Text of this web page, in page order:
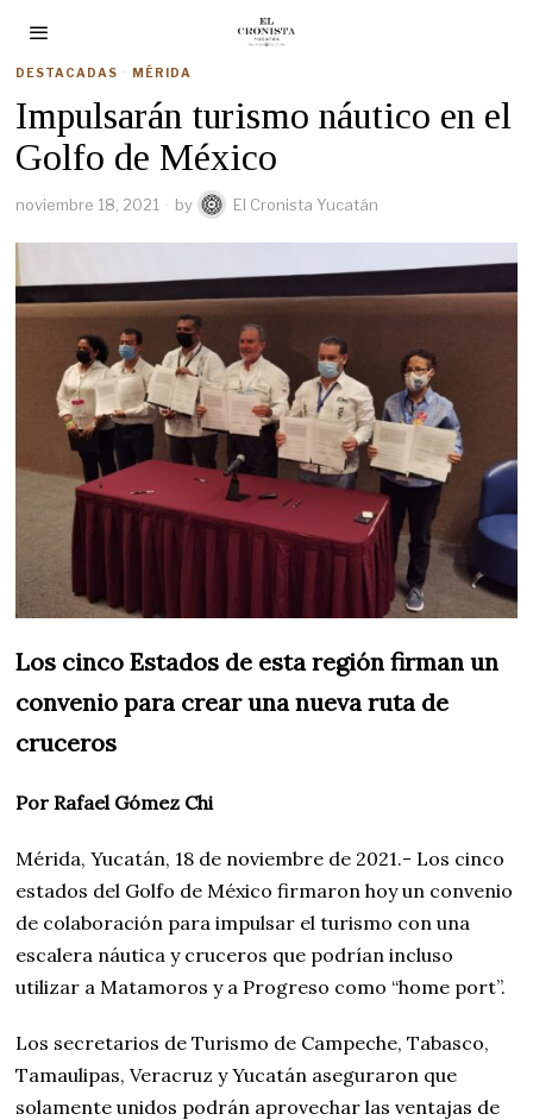
DESTACADAS · MÉRIDA
Impulsarán turismo náutico en el
Golfo de México
noviembre 18, 2021 by El Cronista Yucatán
Los cinco Estados de esta región firman un
convenio para crear una nueva ruta de
cruceros
Por Rafael Gómez Chi
Mérida, Yucatán, 18 de noviembre de 2021.- Los cinco
estados del Golfo de México firmaron hoy un convenio
de colaboración para impulsar el turismo con una
escalera náutica y cruceros que podrían incluso
utilizar a Matamoros y a Progreso como “home port”.
Los secretarios de Turismo de Campeche, Tabasco,
Tamaulipas, Veracruz y Yucatán aseguraron que
solamente unidos podrán aprovechar las ventajas de